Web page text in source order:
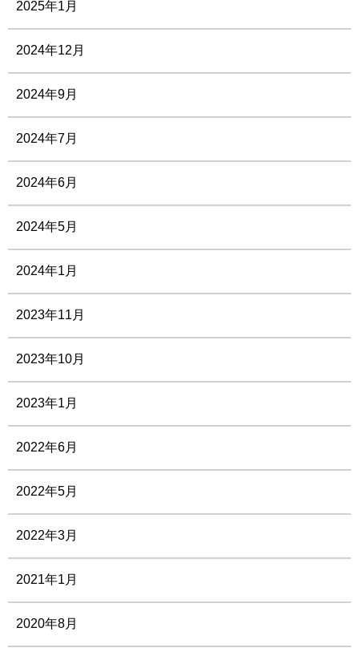
2025年1月
2024年12月
2024年9月
2024年7月
2024年6月
2024年5月
2024年1月
2023年11月
2023年10月
2023年1月
2022年6月
2022年5月
2022年3月
2021年1月
2020年8月